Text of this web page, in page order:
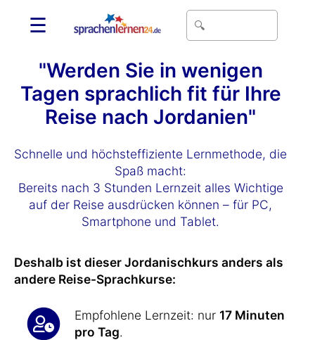
☰
"Werden Sie in wenigen
Tagen sprachlich fit für Ihre
Reise nach Jordanien"
Schnelle und höchsteffiziente Lernmethode, die
Spaß macht:
Bereits nach 3 Stunden Lernzeit alles Wichtige
auf der Reise ausdrücken können – für PC,
Smartphone und Tablet.
Deshalb ist dieser Jordanischkurs anders als
andere Reise-Sprachkurse:
Empfohlene Lernzeit: nur 17 Minuten
pro Tag.